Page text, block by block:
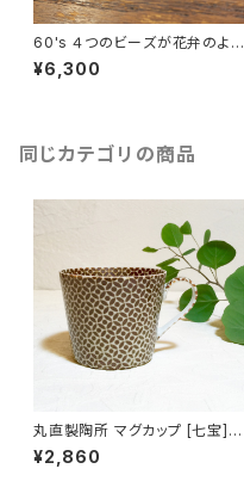
60's ４つのビーズが花弁のよう
にならんだ ヴィンテージイヤリ
ング [EV-28]
¥6,300
同じカテゴリの商品
丸直製陶所 マグカップ [七宝]
（茶）
¥2,860